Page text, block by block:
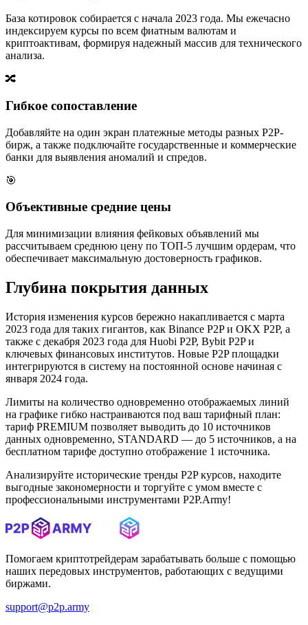
База котировок собирается с начала 2023 года. Мы ежечасно
индексируем курсы по всем фиатным валютам и
криптоактивам, формируя надежный массив для технического
анализа.
🔀
Гибкое сопоставление
Добавляйте на один экран платежные методы разных P2P-
бирж, а также подключайте государственные и коммерческие
банки для выявления аномалий и спредов.
🎯
Объективные средние цены
Для минимизации влияния фейковых объявлений мы
рассчитываем среднюю цену по ТОП-5 лучшим ордерам, что
обеспечивает максимальную достоверность графиков.
Глубина покрытия данных
История изменения курсов бережно накапливается с марта
2023 года для таких гигантов, как Binance P2P и OKX P2P, а
также с декабря 2023 года для Huobi P2P, Bybit P2P и
ключевых финансовых институтов. Новые P2P площадки
интегрируются в систему на постоянной основе начиная с
января 2024 года.
Лимиты на количество одновременно отображаемых линий
на графике гибко настраиваются под ваш тарифный план:
тариф PREMIUM позволяет выводить до 10 источников
данных одновременно, STANDARD — до 5 источников, а на
бесплатном тарифе доступно отображение 1 источника.
Анализируйте исторические тренды P2P курсов, находите
выгодные закономерности и торгуйте с умом вместе с
профессиональными инструментами P2P.Army!
Помогаем криптотрейдерам зарабатывать больше с помощью
наших передовых инструментов, работающих с ведущими
биржами.
support@p2p.army